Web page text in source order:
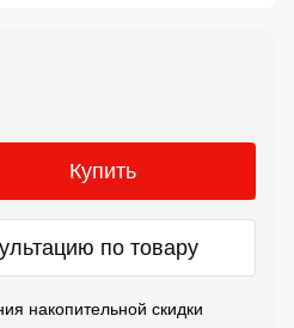
Купить
по товару
накопительной скидки